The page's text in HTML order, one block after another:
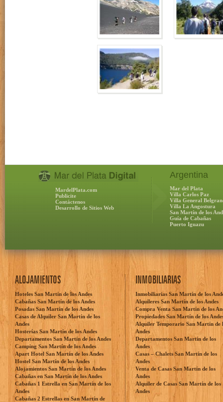
MardelPlata.com
Publicite
Contáctenos
Desarrollo de Sitios Web
Argentina
Mar del Plata
Villa Carlos Paz
Villa General
Villa La Angostura
San Martín de los
Guía de Cabañas
Puerto Iguazu
ALOJAMIENTOS
Hoteles San Martín de los Andes
Cabañas San Martín de los Andes
Posadas San Martín de los Andes
Casas de Alquiler San Martín de los
Andes
Hosterías San Martín de los Andes
Departamentos San Martín de los Andes
Camping San Martín de los Andes
Apart Hotel San Martín de los Andes
Hostel San Martín de los Andes
Alojamientos San Martín de los Andes
Cabañas en San Martín de los Andes
Cabañas 1 Estrella en San Martín de los
Andes
Cabañas 2 Estrellas en San Martín de
INMOBILIARIAS
Inmobiliarias San Martín de los
Alquileres San Martín de los Andes
Compra Venta San Martín de los
Propiedades San Martín de los
Alquiler Temporario San Martín de
Andes
Departamentos San Martín de los
Andes
Casas – Chalets San Martín de los
Andes
Venta de Casas San Martín de los
Andes
Alquiler de Casas San Martín de los
Andes